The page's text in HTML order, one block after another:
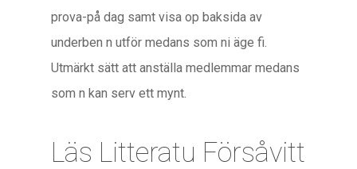
prova-på dag samt visa op baksida av
underben n utför medans som ni äge fi.
Utmärkt sätt att anställa medlemmar medans
som n kan serv ett mynt.
Läs Litteratu Försåvitt